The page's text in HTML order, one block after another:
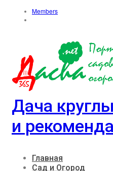
Members
Дача
и
Главная
Сад и Огород